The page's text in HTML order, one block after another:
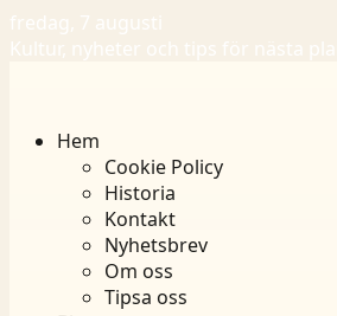
fredag, 7 augusti
Kultur, nyheter och tips för nästa
Hem
Cookie Policy
Historia
Kontakt
Nyhetsbrev
Om oss
Tipsa oss